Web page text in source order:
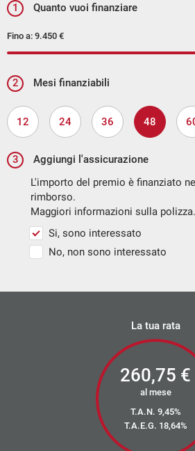
1 Quanto vuoi finanziare
Fino a: 9.450 €
2 Mesi finanziabili
12 24 36 48
3
Aggiungi l'assicurazione
L'importo del premio è finanziato
rimborso.
Maggiori informazioni sulla polizza.
Si, sono interessato
No, non sono interessato
La tua rata
260,75 €
al mese
T.A.N. 9,45%
T.A.E.G. 18,64%